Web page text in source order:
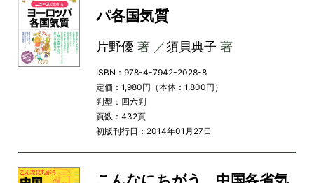
パ各国気質
片野優 著 ／須貝典子 著
ISBN：978-4-7942-2028-8
定価：1,980円（本体：1,800円）
判型：四六判
頁数：432頁
初版刊行日：2014年01月27日